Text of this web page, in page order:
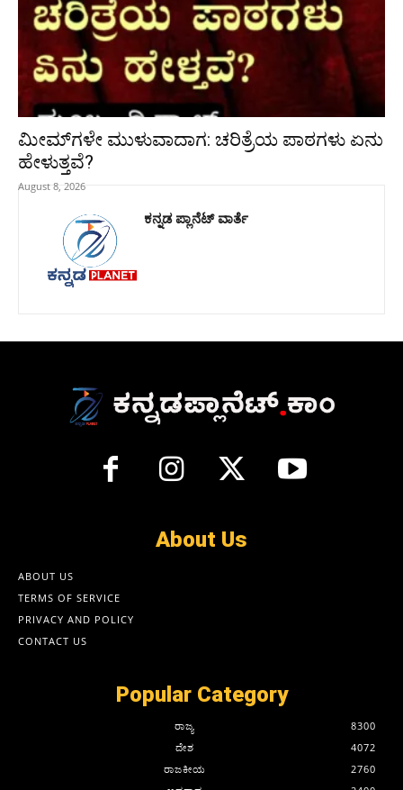
ಮೀಮ್‌ಗಳೇ ಮುಳುವಾದಾಗ: ಚರಿತ್ರೆಯ ಪಾಠಗಳು ಏನು
ಹೇಳುತ್ತವೆ?
August 8, 2026
ಕನ್ನಡ ಪ್ಲಾನೆಟ್ ವಾರ್ತೆ
About Us
ABOUT US
TERMS OF SERVICE
PRIVACY AND POLICY
CONTACT US
Popular Category
ರಾಜ್ಯ
8300
ದೇಶ
4072
ರಾಜಕೀಯ
2760